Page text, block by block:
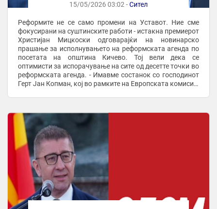
15/05/2026 03:02 -Сител
Реформите не се само промени на Уставот. Ние сме
фокусирани на суштинските работи - истакна премиерот
Христијан Мицкоски одговарајќи на новинарско
прашање за исполнувањето на реформската агенда по
посетата на општина Кичево. Тој вели дека се
оптимисти за испорачување на сите од десетте точки во
реформската агенда. - Имавме состанок со господинот
Герт Јан Копман, кој во рамките на Европската комисија